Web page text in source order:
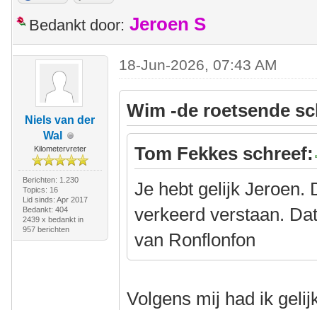
Bedankt door: Jeroen S
Niels van der
Wal
Kilometervreter
Berichten: 1.230
Topics: 16
Lid sinds: Apr 2017
Bedankt: 404
2439 x bedankt in
957 berichten
18-Jun-2026, 07:43 AM
Wim -de roetsende
Tom Fekkes schreef:
Je hebt gelijk Jeroen.
verkeerd verstaan.
van Ronflonfon
Volgens mij had ik